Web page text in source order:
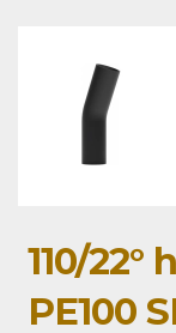
110/22°
PE100